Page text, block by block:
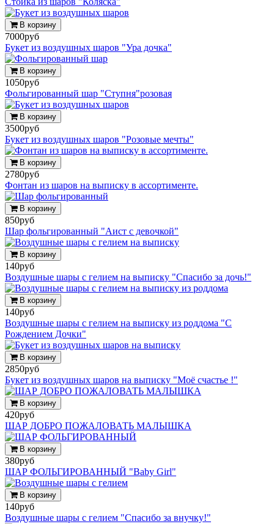
В корзину
7000руб
Букет из воздушных шаров "Ура дочка"
В корзину
1050руб
Фольгированный шар "Ступня"розовая
В корзину
3500руб
Букет из воздушных шаров "Розовые мечты"
В корзину
2780руб
Фонтан из шаров на выписку в ассортименте.
В корзину
850руб
Шар фольгированный "Аист с девочкой"
В корзину
140руб
Воздушные шары с гелием на выписку "Спасибо за дочь!"
В корзину
140руб
Воздушные шары с гелием на выписку из роддома "С
Рождением Дочки"
В корзину
2850руб
Букет из воздушных шаров на выписку "Моё счастье !"
В корзину
420руб
ШАР ДОБРО ПОЖАЛОВАТЬ МАЛЫШКА
В корзину
380руб
ШАР ФОЛЬГИРОВАННЫЙ "Baby Girl"
В корзину
140руб
Воздушные шары с гелием "Спасибо за внучку!"